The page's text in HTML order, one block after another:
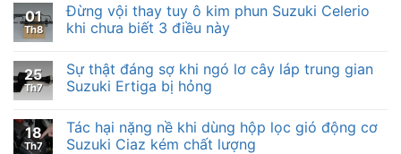
01
Th8
Đừng vội thay tuy ô kim phun Suzuki Celerio
khi chưa biết 3 điều này
25
Th7
Sự thật đáng sợ khi ngó lơ cây láp trung gian
Suzuki Ertiga bị hỏng
18
Th7
Tác hại nặng nề khi dùng hộp lọc gió động cơ
Suzuki Ciaz kém chất lượng